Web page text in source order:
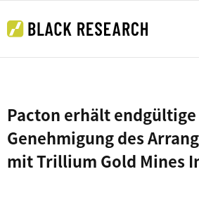
Pacton erhält
Genehmigung des
mit Trillium Gold Mines